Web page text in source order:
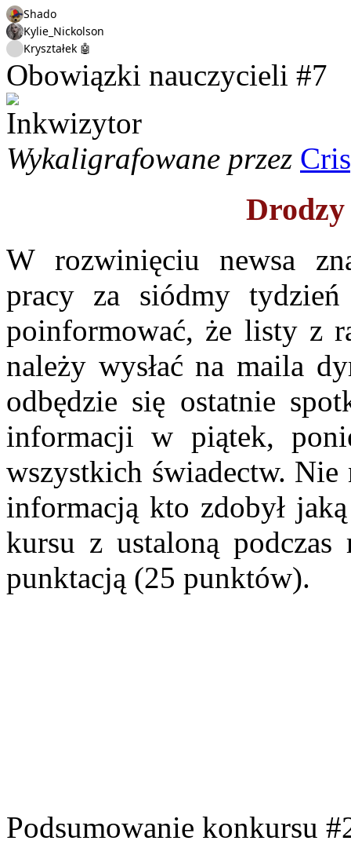
Shado
Kylie_Nickolson
Kryształek 🤖
Obowiązki nauczycieli #7
Wykaligrafowane przez
Drodzy
W rozwinięciu newsa
pracy za siódmy
poinformować, że listy z
należy wysłać na maila
odbędzie się ostatnie
informacji w piątek,
wszystkich świadectw. Nie
informacją kto zdobył
kursu z ustaloną podczas
punktacją (25 punktów).
Podsumowanie konkursu